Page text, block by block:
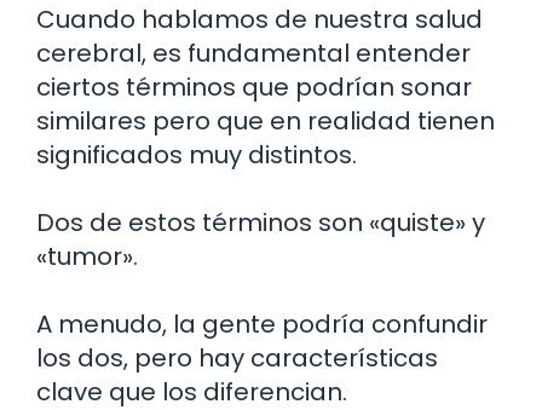
Cuando hablamos de nuestra salud
cerebral, es fundamental entender
ciertos términos que podrían sonar
similares pero que en realidad tienen
significados muy distintos.
Dos de estos términos son «quiste» y
«tumor».
A menudo, la gente podría confundir
los dos, pero hay características
clave que los diferencian.